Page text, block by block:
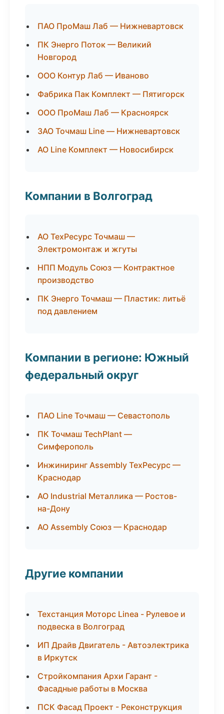
ПАО ПроМаш Лаб — Нижневартовск
ПК Энерго Поток — Великий
Новгород
ООО Контур Лаб — Иваново
Фабрика Пак Комплект — Пятигорск
ООО ПроМаш Лаб — Красноярск
ЗАО Точмаш Line — Нижневартовск
АО Line Комплект — Новосибирск
Компании в Волгоград
АО ТехРесурс Точмаш —
Электромонтаж и жгуты
НПП Модуль Союз — Контрактное
производство
ПК Энерго Точмаш — Пластик: литьё
под давлением
Компании в регионе: Южный
федеральный округ
ПАО Line Точмаш — Севастополь
ПК Точмаш TechPlant —
Симферополь
Инжиниринг Assembly ТехРесурс —
Краснодар
АО Industrial Металлика — Ростов-
на-Дону
АО Assembly Союз — Краснодар
Другие компании
Техстанция Моторс Linea - Рулевое и
подвеска в Волгоград
ИП Драйв Двигатель - Автоэлектрика
в Иркутск
Стройкомпания Архи Гарант -
Фасадные работы в Москва
ПСК Фасад Проект - Реконструкция